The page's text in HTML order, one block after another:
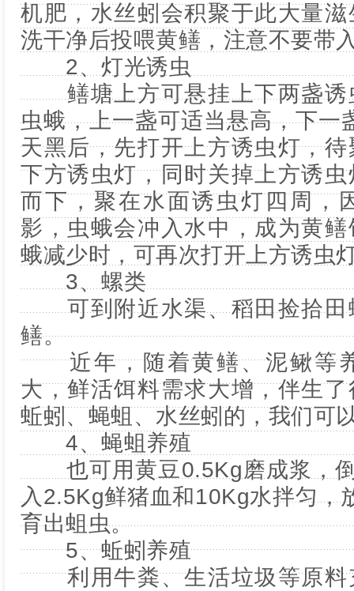
机肥，水丝蚓会积聚于此大量
洗干净后投喂黄鳝，注意不要带
2、灯光诱虫
鳝塘上方可悬挂上下两盏诱
虫蛾，上一盏可适当悬高，下一
天黑后，先打开上方诱虫灯，
下方诱虫灯，同时关掉上方诱
而下，聚在水面诱虫灯四周，
影，虫蛾会冲入水中，成为黄
蛾减少时，可再次打开上方诱虫
3、螺类
可到附近水渠、稻田捡拾田
鳝。
近年，随着黄鳝、泥鳅等养
大，鲜活饵料需求大增，伴生
蚯蚓、蝇蛆、水丝蚓的，我们可
4、蝇蛆养殖
也可用黄豆0.5Kg磨成浆，倒
入2.5Kg鲜猪血和10Kg水拌匀，
育出蛆虫。
5、蚯蚓养殖
利用牛粪、生活垃圾等原料